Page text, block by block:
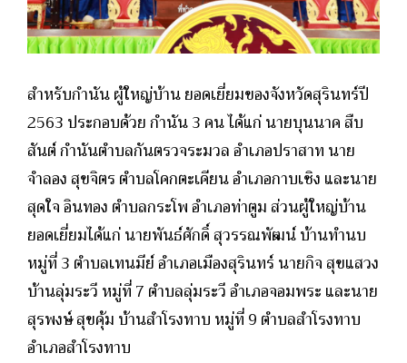
สำหรับกำนัน ผู้ใหญ่บ้าน ยอดเยี่ยมของจังหวัดสุรินทร์ปี
2563 ประกอบด้วย กำนัน 3 คน ได้แก่ นายบุนนาค สืบ
สันต์ กำนันตำบลกันตรวจระมวล อำเภอปราสาท นาย
จำลอง สุขจิตร ตำบลโคกตะเคียน อำเภอกาบเชิง และนาย
สุดใจ อินทอง ตำบลกระโพ อำเภอท่าตูม ส่วนผู้ใหญ่บ้าน
ยอดเยี่ยมได้แก่ นายพันธ์ศักดิ์ สุวรรณพัฒน์ บ้านทำนบ
หมู่ที่ 3 ตำบลเทนมีย์ อำเภอเมืองสุรินทร์ นายกิจ สุขแสวง
บ้านลุ่มระวี หมู่ที่ 7 ตำบลลุ่มระวี อำเภอจอมพระ และนาย
สุรพงษ์ สุขคุ้ม บ้านสำโรงทาบ หมู่ที่ 9 ตำบลสำโรงทาบ
อำเภอสำโรงทาบ